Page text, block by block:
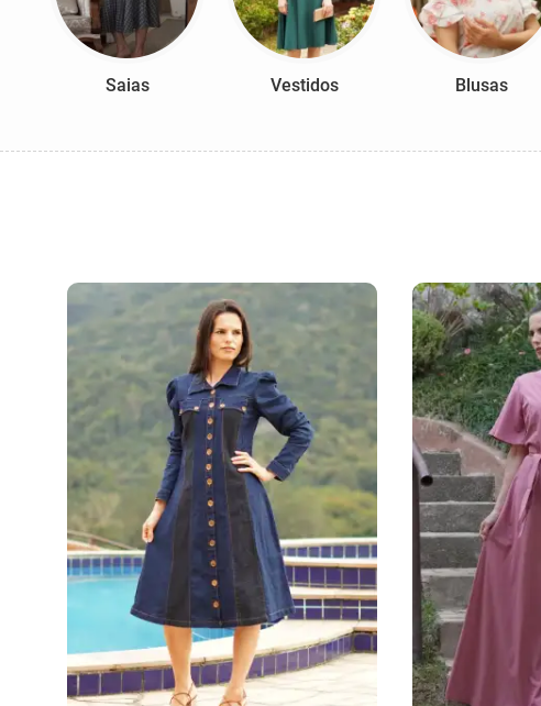
Saias Vestidos Blusas